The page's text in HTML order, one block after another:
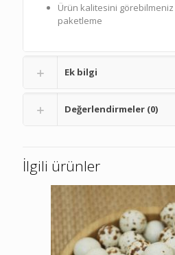
Ürün kalitesini
paketleme
Ek bilgi
Değerlendirmeler (0)
İlgili ürünler